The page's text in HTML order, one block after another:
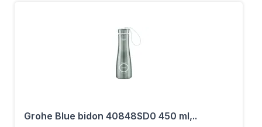
Grohe Blue bidon 40848SD0 450 ml,..